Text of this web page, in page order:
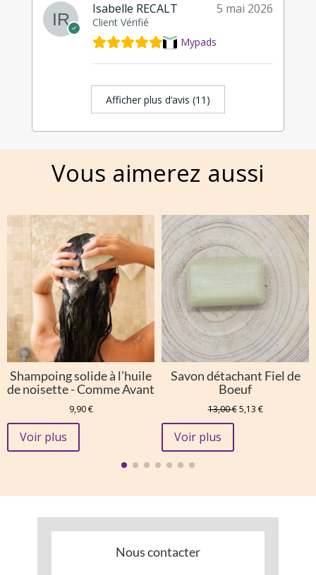
Isabelle RECALT
Client Vérifié
5 mai 2026
Mypads
Afficher plus d‘avis (11)
Vous aimerez aussi
Shampoing solide à l’huile
de noisette - Comme Avant
9,90€
Voir plus
Savon détachant Fiel de
Boeuf
13,00€ Le
5,13 €Le
Voir plus
Nous contacter